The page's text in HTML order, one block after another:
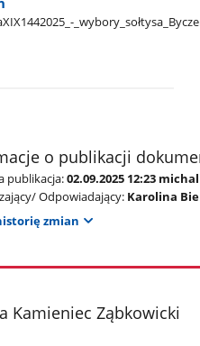
o publikacji
publikacja:02.09.2025 12:23
Odpowiadający: Karolina
zmian
Kamieniec Ząbkowicki